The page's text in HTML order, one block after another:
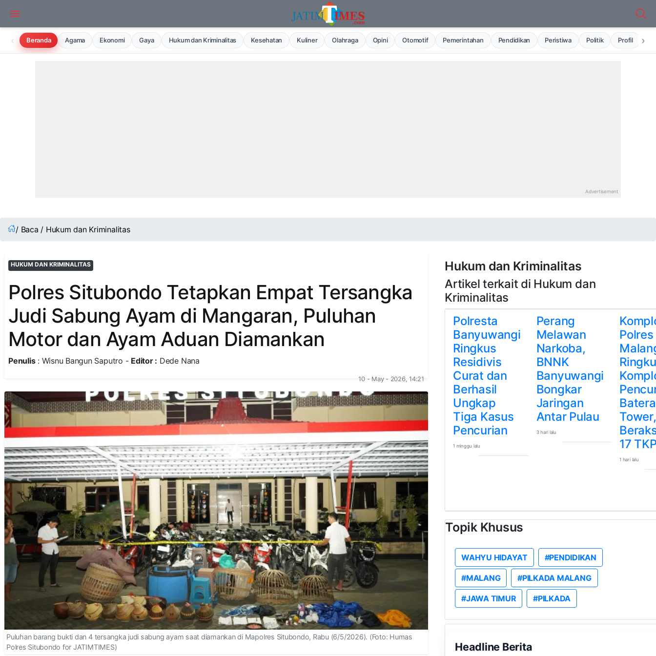
‹ Beranda Agama Ekonomi Gaya Hukum dan Kriminalitas Kesehatan Kuliner Olahraga Opini Otomotif Pemerintahan Pendidikan Peristiwa Politik Profil ›
/ Baca / Hukum dan Kriminalitas
HUKUM DAN KRIMINALITAS
Polres Situbondo Tetapkan Empat Tersangka
Judi Sabung Ayam di Mangaran, Puluhan
Motor dan Ayam Aduan Diamankan
Penulis: Wisnu Bangun Saputro - Editor : Dede Nana
10 - May - 2026, 14:21
Puluhan barang bukti dan 4 tersangka judi sabung ayam saat diamankan di Mapolres Situbondo, Rabu (6/5/2026). (Foto: Humas
Polres Situbondo for JATIMTIMES)
Hukum dan Kriminalitas
Artikel terkait di Hukum dan
Kriminalitas
Polresta
Banyuwangi
Ringkus
Residivis
Curat dan
Berhasil
Ungkap
Tiga Kasus
Pencurian
1 minggu lalu
Perang
Melawan
Narkoba,
BNNK
Banyuwangi
Bongkar
Jaringan
Antar Pulau
3 hari lalu
Polres
Tower,
17
1 hari lalu
Topik Khusus
WAHYU HIDAYAT #PENDIDIKAN
#MALANG #PILKADA MALANG
#JAWA TIMUR #PILKADA
Headline Berita